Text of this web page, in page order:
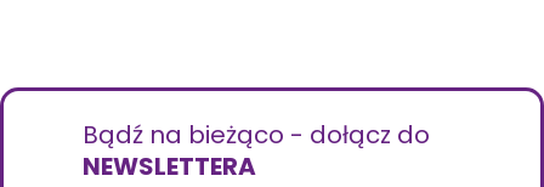
Bądź na bieżąco - dołącz do
NEWSLETTERA